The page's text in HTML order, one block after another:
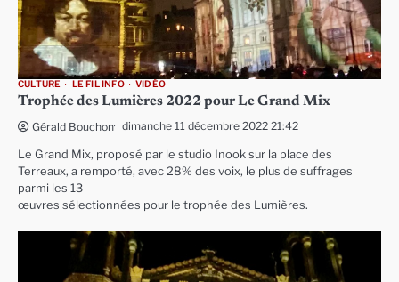
CULTURE LE FIL INFO VIDÉO
Trophée des Lumières 2022 pour Le Grand Mix
Gérald Bouchon dimanche 11 décembre 2022 21:42
Le Grand Mix, proposé par le studio Inook sur la place des
Terreaux, a remporté, avec 28% des voix, le plus de suffrages
parmi les 13
œuvres sélectionnées pour le trophée des Lumières.